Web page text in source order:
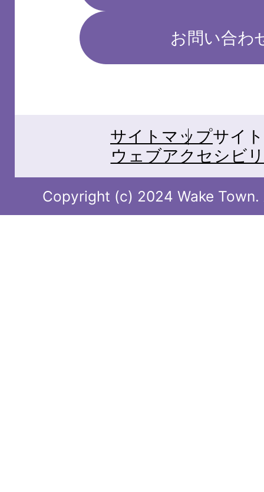
お問い合わ
サイトマップサイ
ウェブアクセシビ
Copyright (c) 2024 Wake Town.